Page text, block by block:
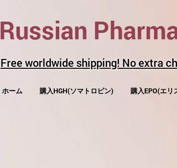
Russian
Free worldwide shipping! No extra
ホーム 購入HGH(ソマトロピン) 購入EPO(エリ